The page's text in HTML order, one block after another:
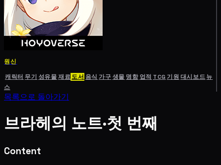
원신
캐릭터 무기 성유물재료도서 음식 가구생물 명함 업적 TCG기원 대시보드뉴
스
목록으로 돌아가기
브라헤의 노트·첫 번째
Content